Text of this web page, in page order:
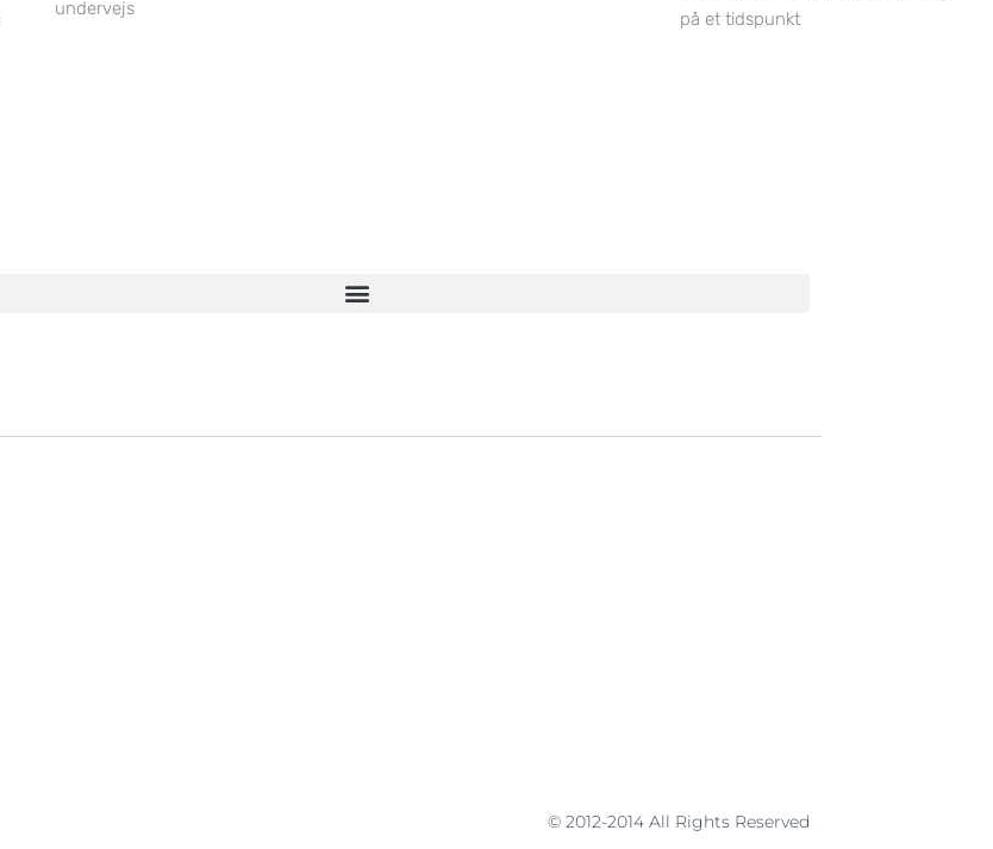
undervejs
på et tidspunkt
© 2012-2014 All Rights Reserved